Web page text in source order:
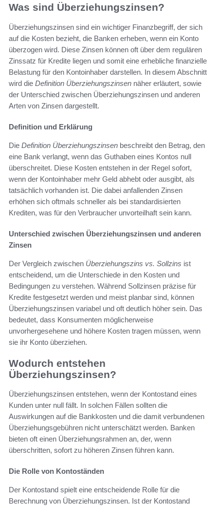
Was sind Überziehungszinsen?
Überziehungszinsen sind ein wichtiger Finanzbegriff, der sich
auf die Kosten bezieht, die Banken erheben, wenn ein Konto
überzogen wird. Diese Zinsen können oft über dem regulären
Zinssatz für Kredite liegen und somit eine erhebliche finanzielle
Belastung für den Kontoinhaber darstellen. In diesem Abschnitt
wird die Definition Überziehungszinsen näher erläutert, sowie
der Unterschied zwischen Überziehungszinsen und anderen
Arten von Zinsen dargestellt.
Definition und Erklärung
Die Definition Überziehungszinsen beschreibt den Betrag, den
eine Bank verlangt, wenn das Guthaben eines Kontos null
überschreitet. Diese Kosten entstehen in der Regel sofort,
wenn der Kontoinhaber mehr Geld abhebt oder ausgibt, als
tatsächlich vorhanden ist. Die dabei anfallenden Zinsen
erhöhen sich oftmals schneller als bei standardisierten
Krediten, was für den Verbraucher unvorteilhaft sein kann.
Unterschied zwischen Überziehungszinsen und anderen
Zinsen
Der Vergleich zwischen Überziehungszins vs. Sollzins ist
entscheidend, um die Unterschiede in den Kosten und
Bedingungen zu verstehen. Während Sollzinsen präzise für
Kredite festgesetzt werden und meist planbar sind, können
Überziehungszinsen variabel und oft deutlich höher sein. Das
bedeutet, dass Konsumenten möglicherweise
unvorhergesehene und höhere Kosten tragen müssen, wenn
sie ihr Konto überziehen.
Wodurch entstehen
Überziehungszinsen?
Überziehungszinsen entstehen, wenn der Kontostand eines
Kunden unter null fällt. In solchen Fällen sollten die
Auswirkungen auf die Bankkosten und die damit verbundenen
Überziehungsgebühren nicht unterschätzt werden. Banken
bieten oft einen Überziehungsrahmen an, der, wenn
überschritten, sofort zu höheren Zinsen führen kann.
Die Rolle von Kontoständen
Der Kontostand spielt eine entscheidende Rolle für die
Berechnung von Überziehungszinsen. Ist der Kontostand